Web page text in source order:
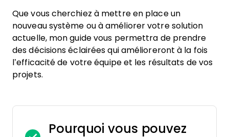
Que vous cherchiez à mettre en place un
nouveau système ou à améliorer votre solution
actuelle, mon guide vous permettra de prendre
des décisions éclairées qui amélioreront à la fois
l’efficacité de votre équipe et les résultats de vos
projets.
Pourquoi vous pouvez